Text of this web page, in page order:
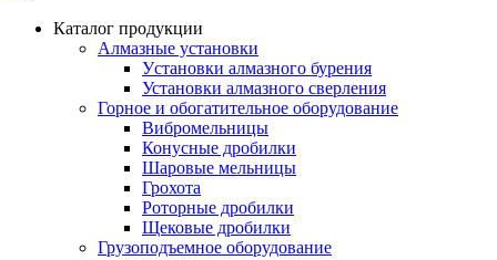
Каталог продукции
Алмазные установки
Уcтановки алмазного бурения
Установки алмазного сверления
Горное и обогатительное оборудование
Вибромельницы
Конусные дробилки
Шаровые мельницы
Грохота
Роторные дробилки
Щековые дробилки
Грузоподъемное оборудование